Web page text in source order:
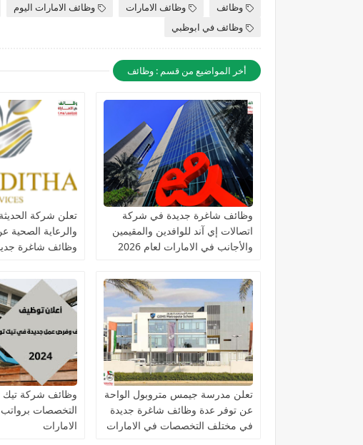
وظائف وظائف الامارات وظائف الامارات اليوم
وظائف في ابوظبي
أخر المواضيع من قسم : وظائف
وظائف شاغرة جديدة في شركة
اتصالات إي آند للوافدين والمقيمين
والأجانب في الامارات لعام 2026
تعلن شركة
والرعاية الصحية
وظائف شاغرة
تعلن مدرسة جيمس متروبول الواحة
عن توفر عدة وظائف شاغرة جديدة
في مختلف التخصصات في الامارات
وظائف شركة تيك
التخصصات
الامارات